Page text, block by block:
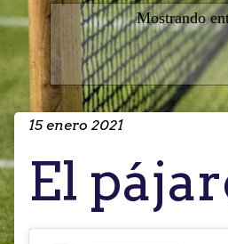
Mostrando
15 enero 2021
El